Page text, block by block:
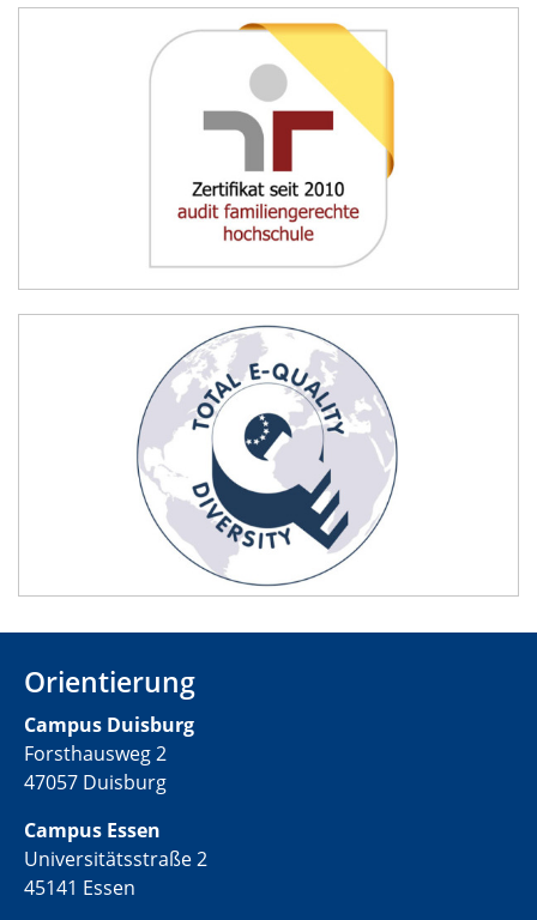
Orientierung
Campus Duisburg
Forsthausweg 2
47057 Duisburg
Campus Essen
Universitätsstraße 2
45141 Essen